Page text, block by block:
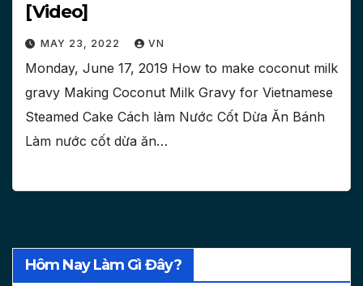
[Video]
MAY 23, 2022 VN
Monday, June 17, 2019 How to make coconut milk
gravy Making Coconut Milk Gravy for Vietnamese
Steamed Cake Cách làm Nước Cốt Dừa Ăn Bánh
Làm nước cốt dừa ăn…
Hôm Nay Làm Gì Đây?